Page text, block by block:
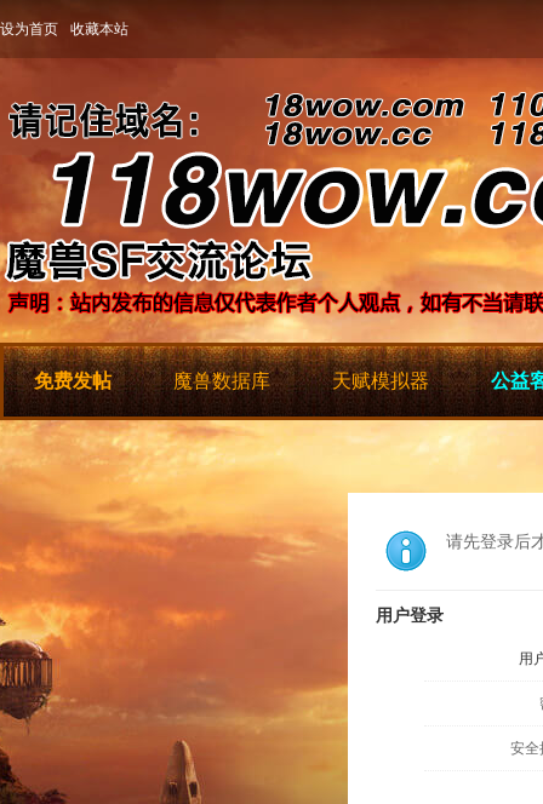
设为首页 收藏本站
免费发帖 魔兽数据库 天赋模拟器 公益
请先登录后
用户登录
用
安全